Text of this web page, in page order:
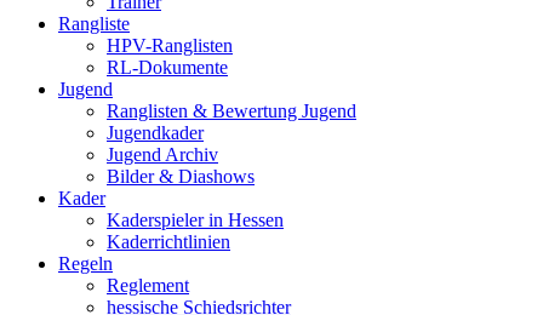
Rangliste
HPV-Ranglisten
RL-Dokumente
Jugend
Ranglisten & Bewertung Jugend
Jugendkader
Jugend Archiv
Bilder & Diashows
Kader
Kaderspieler in Hessen
Kaderrichtlinien
Regeln
Reglement
hessische Schiedsrichter